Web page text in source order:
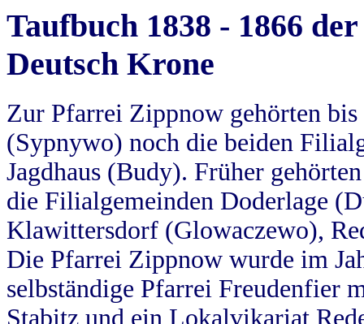
Taufbuch 1838 - 1866
Deutsch Krone
Zur Pfarrei Zippnow gehörten
(Sypnywo) noch die beiden
Jagdhaus (Budy). Früher
die Filialgemeinden Doderlage
Klawittersdorf (Glowaczewo),
Die Pfarrei Zippnow wurde im
selbständige Pfarrei Freudenfier
Stabitz und ein Lokalvikariat